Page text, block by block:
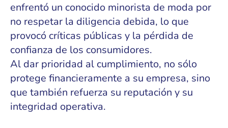
enfrentó un conocido minorista de moda por
no respetar la diligencia debida, lo que
provocó críticas públicas y la pérdida de
confianza de los consumidores.
Al dar prioridad al cumplimiento, no sólo
protege financieramente a su empresa, sino
que también refuerza su reputación y su
integridad operativa.